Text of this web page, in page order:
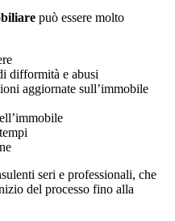
può essere molto
difformità e abusi
aggiornate sull’immobile
seri e professionali, che
del processo fino alla